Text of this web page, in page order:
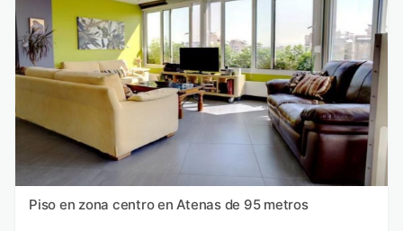
Piso en zona centro en Atenas de 95 metros